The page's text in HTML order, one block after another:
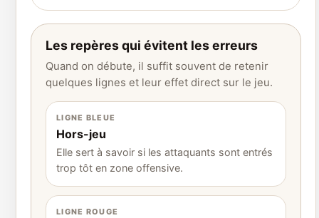
Les repères qui évitent les erreurs
Quand on débute, il suffit souvent de retenir
quelques lignes et leur effet direct sur le jeu.
LIGNE BLEUE
Hors-jeu
Elle sert à savoir si les attaquants sont entrés
trop tôt en zone offensive.
LIGNE ROUGE